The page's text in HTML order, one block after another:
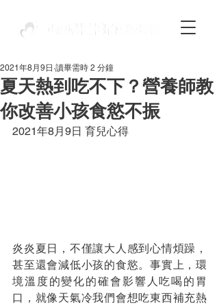
夏天熱到吃不下？營養師教
你改善小孩食慾不振
2021年8月9日 讀畢需時 2 分鐘
2021年8月9日 育兒心得
炎炎夏日，不僅讓大人感到心情煩躁，
甚至還會減低小孩的食慾。事實上，環
境溫度的變化的確會影響人吃喝的胃
口，就像天氣冷我們會想吃東西補充熱